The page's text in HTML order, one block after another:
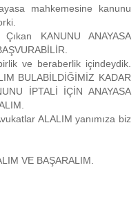
mahkemesine kanunu
KANUNU ANAYASA
ve beraberlik içindeydik.
BULABİLDİĞİMİZ KADAR
İPTALİ İÇİN ANAYASA
ALALIM yanımıza biz
VE BAŞARALIM.